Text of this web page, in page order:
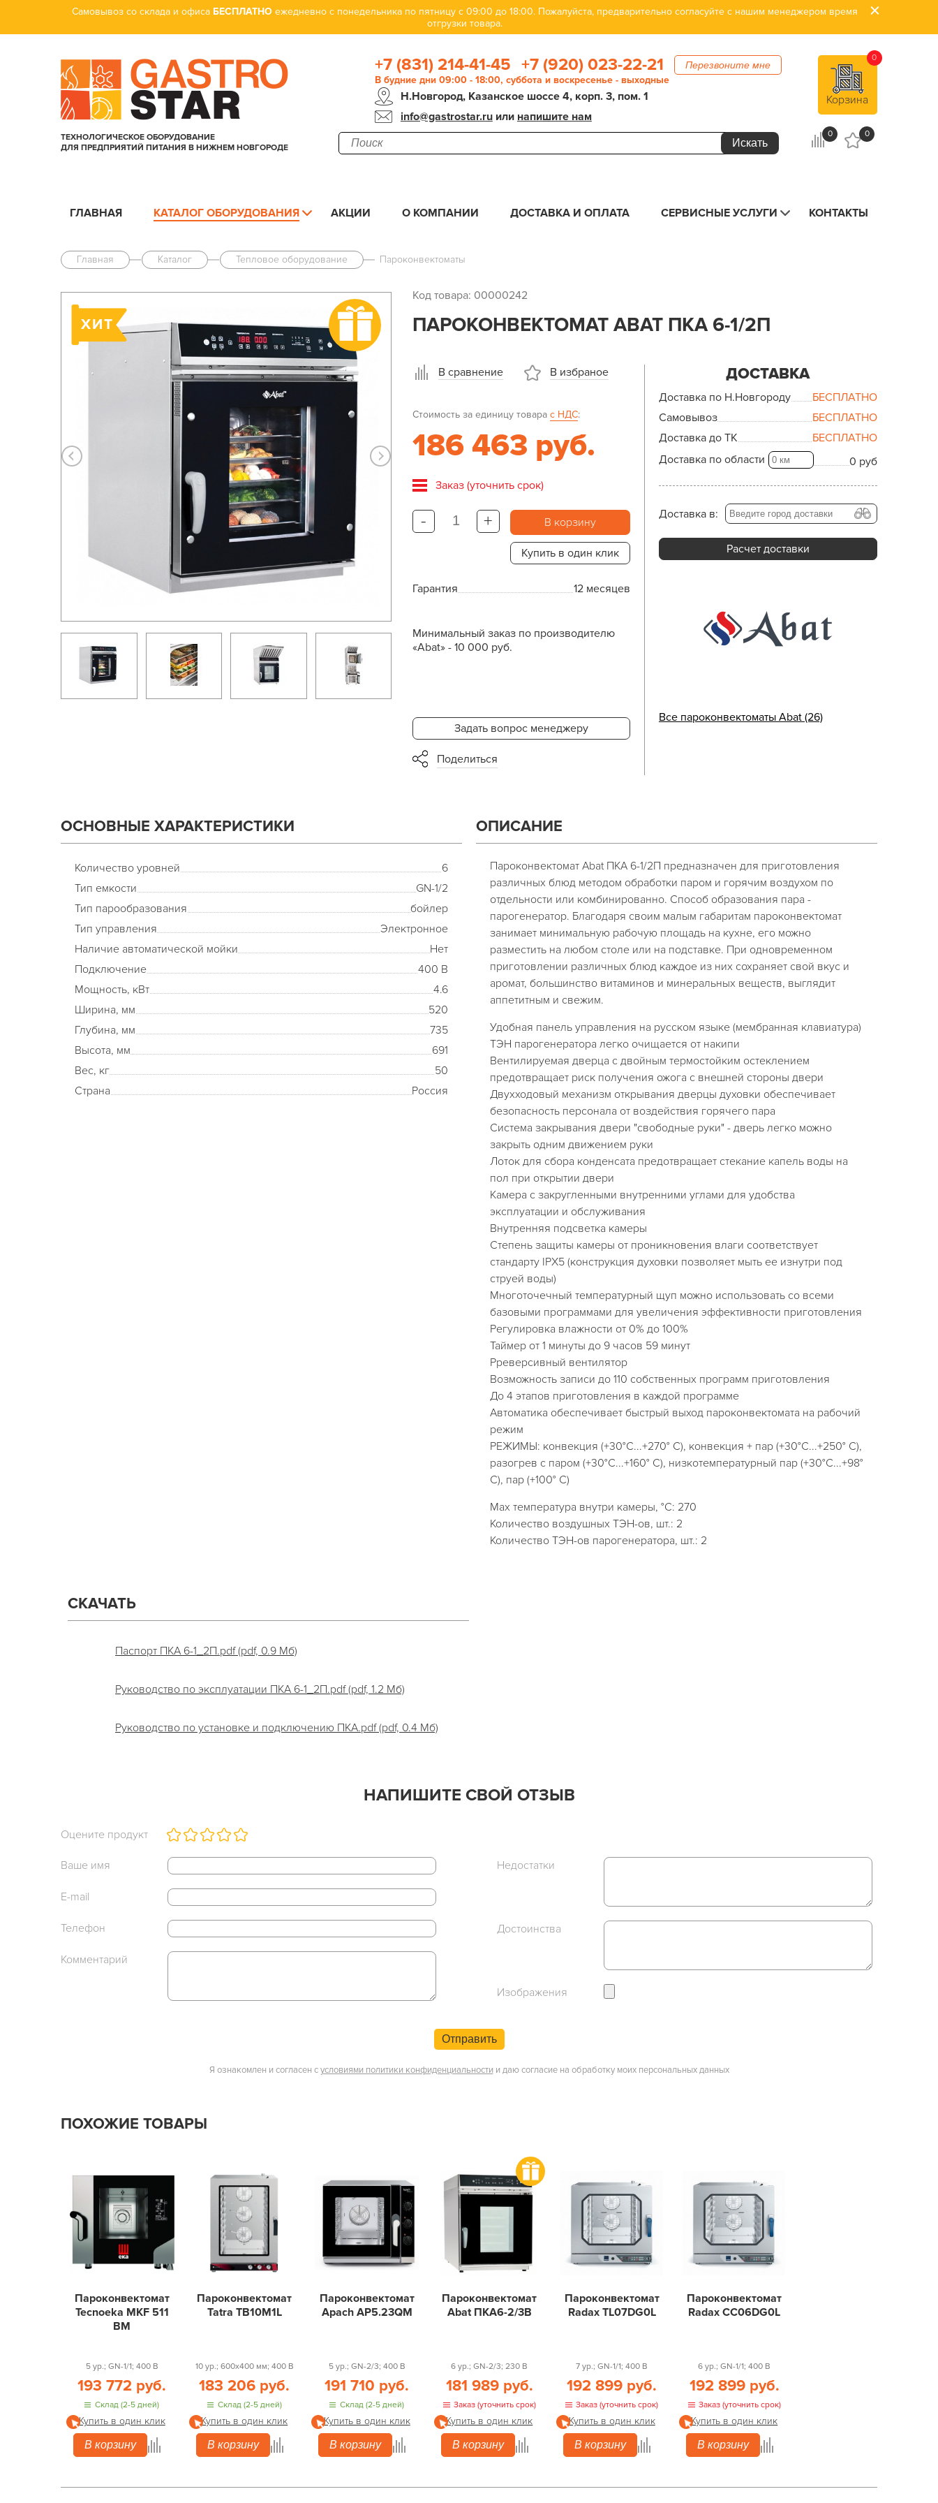
Самовывоз со склада и офиса БЕСПЛАТНО ежедневно с понедельника по пятницу с 09:00 до 18:00. Пожалуйста, предварительно согласуйте с нашим менеджером время
отгрузки товара.
ТЕХНОЛОГИЧЕСКОЕ ОБОРУДОВАНИЕ
ДЛЯ ПРЕДПРИЯТИЙ ПИТАНИЯ В НИЖНЕМ НОВГОРОДЕ
+7 (831) 214-41-45 +7 (920) 023-22-21 Перезвоните мне
В будние дни 09:00 - 18:00, суббота и воскресенье - выходные
Н.Новгород, Казанское шоссе 4, корп. 3, пом. 1
info@gastrostar.ruили напишите нам
Корзина
0
0 0
ГЛАВНАЯ КАТАЛОГ ОБОРУДОВАНИЯ АКЦИИ О КОМПАНИИ ДОСТАВКА И ОПЛАТА СЕРВИСНЫЕ УСЛУГИ КОНТАКТЫ
Главная Каталог Тепловое оборудование Пароконвектоматы
Код товара: 00000242
ПАРОКОНВЕКТОМАТ ABAT ПКА 6-1/2П
В сравнение В избраное
Стоимость за единицу товара с НДС:
186 463 руб.
Заказ (уточнить срок)
- + В корзину
Купить в один клик
Гарантия 12 месяцев
Минимальный заказ по производителю
«Abat» - 10 000 руб.
Задать вопрос менеджеру
Поделиться
ДОСТАВКА
Доставка по Н.Новгороду
БЕСПЛАТНО
Самовывоз
БЕСПЛАТНО
Доставка до ТК
БЕСПЛАТНО
Доставка по области
0 руб
Доставка в:
Расчет доставки
Все пароконвектоматы Abat (26)
ОСНОВНЫЕ ХАРАКТЕРИСТИКИ
Количество уровней
6
Тип емкости
GN-1/2
Тип парообразования
бойлер
Тип управления
Электронное
Наличие автоматической мойки
Нет
Подключение
400 В
Мощность, кВт
4.6
Ширина, мм
520
Глубина, мм
735
Высота, мм
691
Вес, кг
50
Страна
Россия
ОПИСАНИЕ
Пароконвектомат Abat ПКА 6-1/2П предназначен для приготовления
различных блюд методом обработки паром и горячим воздухом по
отдельности или комбинированно. Способ образования пара -
парогенератор. Благодаря своим малым габаритам пароконвектомат
занимает минимальную рабочую площадь на кухне, его можно
разместить на любом столе или на подставке. При одновременном
приготовлении различных блюд каждое из них сохраняет свой вкус и
аромат, большинство витаминов и минеральных веществ, выглядит
аппетитным и свежим.
Удобная панель управления на русском языке (мембранная клавиатура)
ТЭН парогенератора легко очищается от накипи
Вентилируемая дверца с двойным термостойким остеклением
предотвращает риск получения ожога с внешней стороны двери
Двухходовый механизм открывания дверцы духовки обеспечивает
безопасность персонала от воздействия горячего пара
Система закрывания двери "свободные руки" - дверь легко можно
закрыть одним движением руки
Лоток для сбора конденсата предотвращает стекание капель воды на
пол при открытии двери
Камера с закругленными внутренними углами для удобства
эксплуатации и обслуживания
Внутренняя подсветка камеры
Степень защиты камеры от проникновения влаги соответствует
стандарту IPX5 (конструкция духовки позволяет мыть ее изнутри под
струей воды)
Многоточечный температурный щуп можно использовать со всеми
базовыми программами для увеличения эффективности приготовления
Регулировка влажности от 0% до 100%
Таймер от 1 минуты до 9 часов 59 минут
Рреверсивный вентилятор
Возможность записи до 110 собственных программ приготовления
До 4 этапов приготовления в каждой программе
Автоматика обеспечивает быстрый выход пароконвектомата на рабочий
режим
РЕЖИМЫ: конвекция (+30°С...+270° С), конвекция + пар (+30°С...+250° С),
разогрев с паром (+30°С...+160° С), низкотемпературный пар (+30°С...+98°
С), пар (+100° С)
Max температура внутри камеры, °C: 270
Количество воздушных ТЭН-ов, шт.: 2
Количество ТЭН-ов парогенератора, шт.: 2
СКАЧАТЬ
Паспорт ПКА 6-1_2П.pdf (pdf, 0.9 Мб)
Руководство по эксплуатации ПКА 6-1_2П.pdf (pdf, 1.2 Мб)
Руководство по установке и подключению ПКА.pdf (pdf, 0.4 Мб)
НАПИШИТЕ СВОЙ ОТЗЫВ
Оцените продукт
Ваше имя
E-mail
Телефон
Комментарий
Недостатки
Достоинства
Изображения
Отправить
Я ознакомлен и согласен сусловиями политики конфиденциальности и даю согласие на обработку моих персональных данных
ПОХОЖИЕ ТОВАРЫ
Пароконвектомат
Tecnoeka MKF 511
BM
5 ур.; GN-1/1; 400 В
193 772 руб.
Склад (2-5 дней)
Купить в один клик
В корзину
Пароконвектомат
Tatra TB10M1L
10 ур.; 600х400 мм; 400 В
183 206 руб.
Склад (2-5 дней)
Купить в один клик
В корзину
Пароконвектомат
Apach AP5.23QM
5 ур.; GN-2/3; 400 В
191 710 руб.
Склад (2-5 дней)
Купить в один клик
В корзину
Пароконвектомат
Abat ПКА6-2/3В
6 ур.; GN-2/3; 230 В
181 989 руб.
Заказ (уточнить срок)
Купить в один клик
В корзину
Пароконвектомат
Radax TL07DG0L
7 ур.; GN-1/1; 400 В
192 899 руб.
Заказ (уточнить срок)
Купить в один клик
В корзину
Пароконвектомат
Radax CC06DG0L
6 ур.; GN-1/1; 400 В
192 899 руб.
Заказ (уточнить срок)
Купить в один клик
В корзину